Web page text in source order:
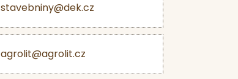
stavebniny@dek.cz
agrolit@agrolit.cz